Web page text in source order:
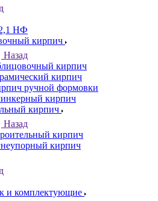
НФ
кирпич
Назад
кирпич
кирпич
ручной формовки
кирпич
кирпич
Назад
кирпич
кирпич
и комплектующие